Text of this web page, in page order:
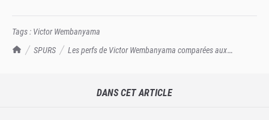
TrashTalk Actu NBA
SPURS
Les perfs de Victor Wembanyama comparées aux
Tags : Victor Wembanyama
DANS CET ARTICLE